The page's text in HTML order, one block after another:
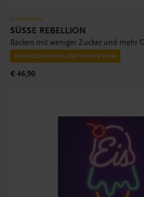
Gastronomie
SÜSSE REBELLION
Backen mit weniger Zucker und mehr
NEUERSCHEINUNG (SEPTEMBER 2026)
€ 46,90